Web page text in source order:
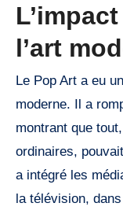
l’art
Le Pop Art a eu
moderne. Il a
montrant que
ordinaires,
a intégré les
la télévision,